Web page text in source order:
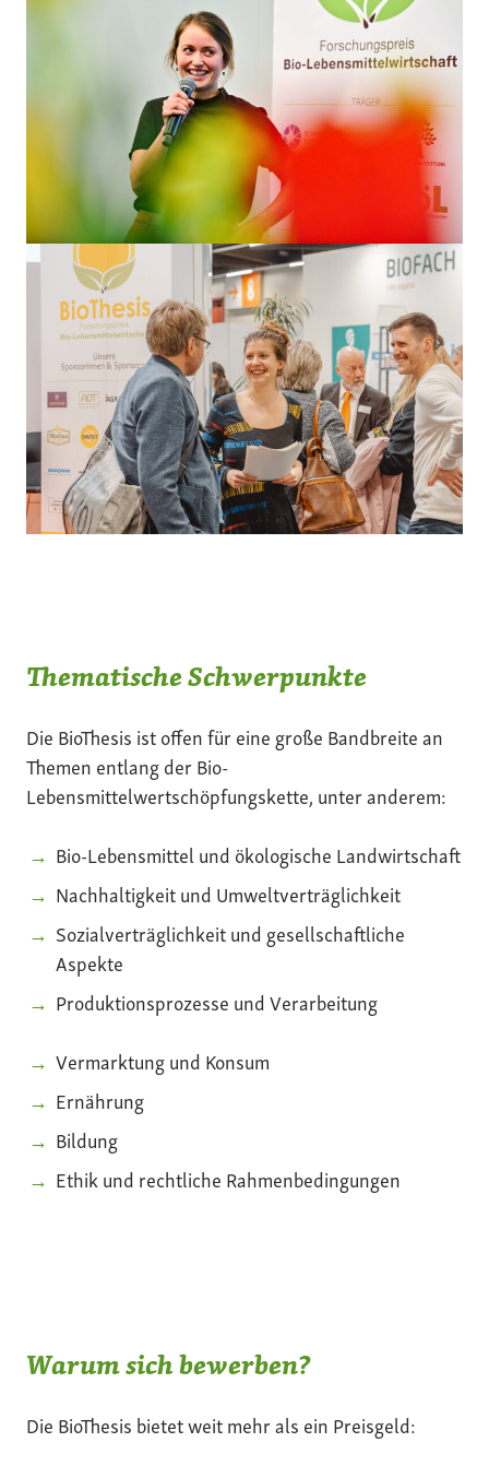
Thematische Schwerpunkte
Die BioThesis ist offen für eine große Bandbreite an
Themen entlang der Bio-
Lebensmittelwertschöpfungskette, unter anderem:
Bio-Lebensmittel und ökologische Landwirtschaft
Nachhaltigkeit und Umweltverträglichkeit
Sozialverträglichkeit und gesellschaftliche
Aspekte
Produktionsprozesse und Verarbeitung
Vermarktung und Konsum
Ernährung
Bildung
Ethik und rechtliche Rahmenbedingungen
Warum sich bewerben?
Die BioThesis bietet weit mehr als ein Preisgeld: